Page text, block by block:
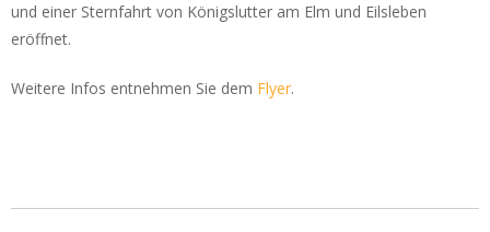
und einer Sternfahrt von Königslutter am Elm und Eilsleben
eröffnet.
Weitere Infos entnehmen Sie dem Flyer.